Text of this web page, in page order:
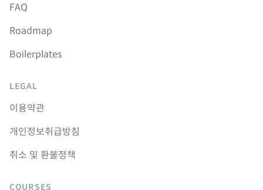
FAQ
Roadmap
Boilerplates
LEGAL
이용약관
개인정보취급방침
취소 및 환불정책
COURSES